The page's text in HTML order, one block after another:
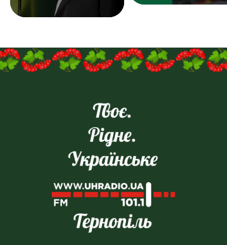
продажах — плюс.
пошту:uhreklama1@gmail.com